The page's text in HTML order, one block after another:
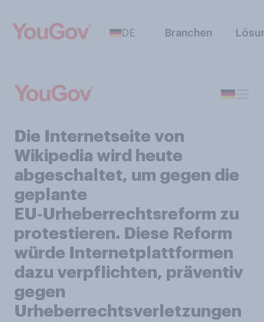
DE Branchen
Die Internetseite von
Wikipedia wird heute
abgeschaltet, um gegen die
geplante
EU‑Urheberrechtsreform zu
protestieren. Diese Reform
würde Internetplattformen
dazu verpflichten, präventiv
gegen
Urheberrechtsverletzungen